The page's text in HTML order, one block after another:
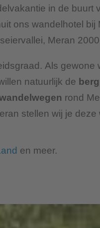
in de buurt
ons wandelhotel bij
Meran
Als
natuurlijk de
rond
stellen wij je
en meer.